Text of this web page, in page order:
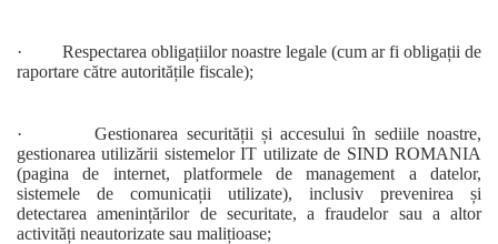
· Respectarea obligațiilor noastre legale (cum ar fi obligații de
raportare către autoritățile fiscale);
· Gestionarea securității și accesului în sediile noastre,
gestionarea utilizării sistemelor IT utilizate de SIND ROMANIA
(pagina de internet, platformele de management a datelor,
sistemele de comunicații utilizate), inclusiv prevenirea și
detectarea amenințărilor de securitate, a fraudelor sau a altor
activități neautorizate sau malițioase;